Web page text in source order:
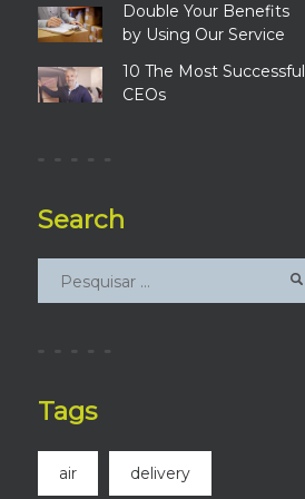
Double Your Benefits
by Using Our Service
10 The Most Successful
CEOs
Search
Tags
air delivery